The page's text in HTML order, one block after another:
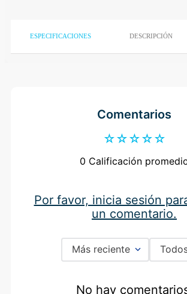
ESPECIFICACIONES DESCRIPCIÓN
Comentarios
☆☆☆☆☆
0 Calificación promedio
Por favor, inicia sesión para
comentario.
Más reciente Todos
No hay